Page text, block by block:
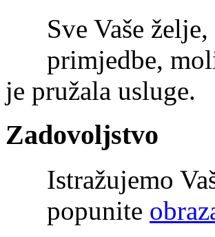
Sve Vaše
primjedbe,
je pružala usluge.
Zadovoljstvo
Istražujemo
popunite